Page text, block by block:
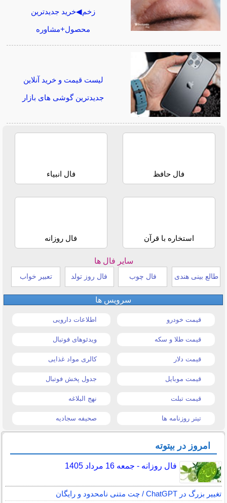
زخم◀خرید جدیدترین
محصول+مشاوره
لیست قیمت و خرید آنلاین
جدیدترین گوشی های بازار
فال حافظ فال انبیاء
استخاره با قرآن فال روزانه
سایر فال ها
طالع بینی هندی فال چوب فال روز تولد تعبیر خواب
سرویس ها
قیمت خودرو اطلاعات دارویی
قیمت طلا و سکه ویدئوهای فوتبال
قیمت دلار کالری مواد غذایی
قیمت موبایل جدول پخش فوتبال
قیمت تبلت نهج البلاغه
تیتر روزنامه ها صحیفه سجادیه
امروز در بیتوته
فال روزانه - جمعه 16 مرداد 1405
تغییر بزرگ در ChatGPT / چت متنی نامحدود و رایگان